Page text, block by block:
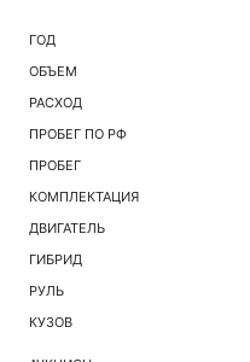
ГОД
ОБЪЕМ
РАСХОД
ПРОБЕГ ПО РФ
ПРОБЕГ
КОМПЛЕКТАЦИЯ
ДВИГАТЕЛЬ
ГИБРИД
РУЛЬ
КУЗОВ